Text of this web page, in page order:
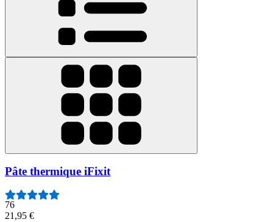
Pâte thermique iFixit
76
21,95 €